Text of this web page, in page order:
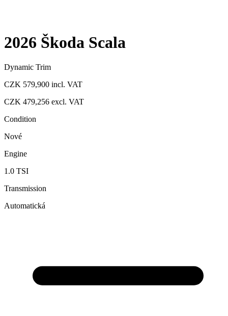
2026 Škoda Scala
Dynamic Trim
CZK 579,900 incl. VAT
CZK 479,256 excl. VAT
Condition
Nové
Engine
1.0 TSI
Transmission
Automatická